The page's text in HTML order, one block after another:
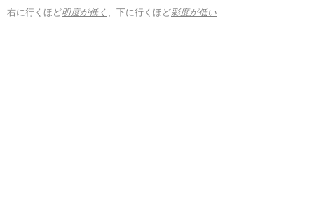
右に行くほど明度が低く 、下に行くほど彩度が低い